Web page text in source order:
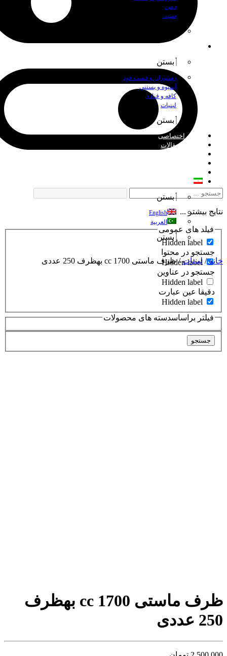
نتایج بیشتر ...
فیلد های عمومی
Hidden label
جستجو در محتوا
Hidden label
جستجو در عناوین
Hidden label
دقیقا عین عبارت
Hidden label
فیلتر براساسدسته های محصولات
جستجو
دیس
سینی
بستن
رستوران و فست فود
آبمیوه و بستنی
کافه و قنادی
لبنیات
بستن
چاپ اختصاصی
اخبار و مقالات
بستن
English
العربية
بستن
خانه/ لبنیات/ ظرف ماستی 1700 cc بهظرف 250 عددی
ظرف ماستی 1700 cc بهظرف
250 عددی